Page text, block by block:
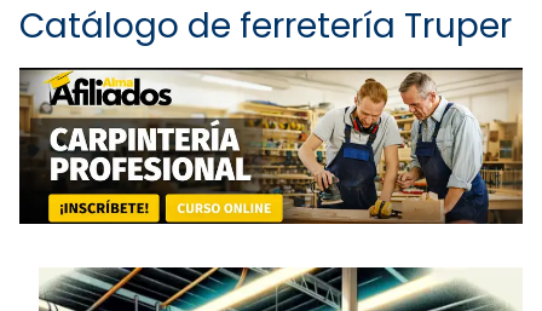
Catálogo de ferretería Truper